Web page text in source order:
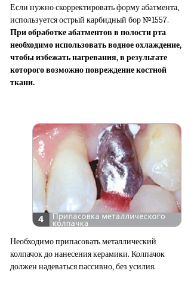
Если нужно скорректировать форму абатмента,
используется острый карбидный бор №1557.
При обработке абатментов в полости рта
необходимо использовать водное охлаждение,
чтобы избежать нагревания, в результате
которого возможно повреждение костной
ткани.
Необходимо припасовать металлический
колпачок до нанесения керамики. Колпачок
должен надеваться пассивно, без усилия.